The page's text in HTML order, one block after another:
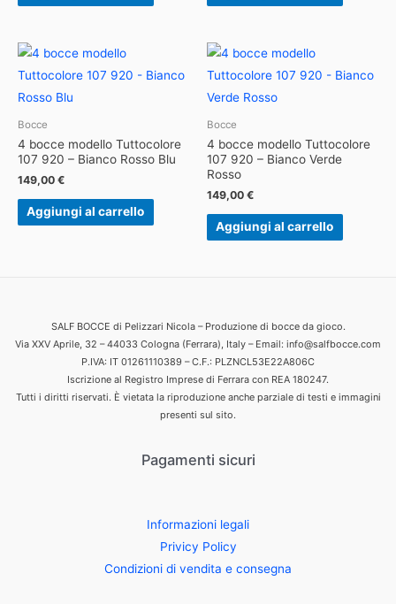
Bocce
4 bocce modello Tuttocolore
107 920 – Bianco Rosso Blu
149,00 €
Aggiungi al carrello
Bocce
4 bocce modello Tuttocolore
107 920 – Bianco Verde
Rosso
149,00 €
Aggiungi al carrello
SALF BOCCE di Pelizzari Nicola – Produzione di bocce da gioco.
Via XXV Aprile, 32 – 44033 Cologna (Ferrara), Italy – Email: info@salfbocce.com
P.IVA: IT 01261110389 – C.F.: PLZNCL53E22A806C
Iscrizione al Registro Imprese di Ferrara con REA 180247.
Tutti i diritti riservati. È vietata la riproduzione anche parziale di testi e immagini
presenti sul sito.
Pagamenti sicuri
Informazioni legali
Privicy Policy
Condizioni di vendita e consegna